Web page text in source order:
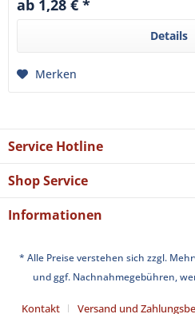
ab 1,28 € *
Details
Merken
Service Hotline
Shop Service
Informationen
* Alle Preise verstehen sich zzgl.
und ggf. Nachnahmegebühren,
Kontakt Versand und